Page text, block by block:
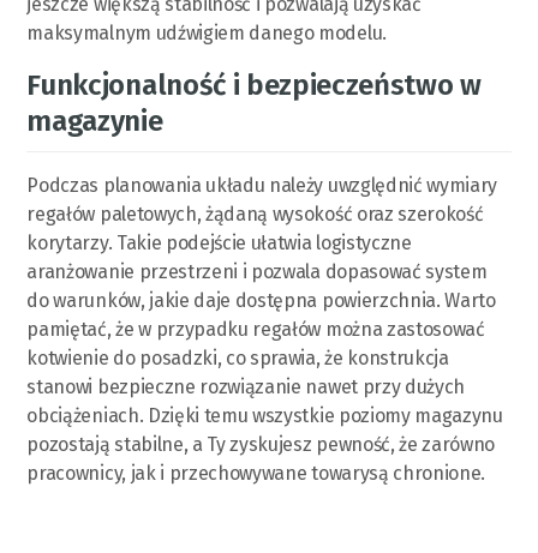
maksymalnym udźwigiem danego modelu.
Funkcjonalność i bezpieczeństwo w
magazynie
Podczas planowania układu należy uwzględnić wymiary
regałów paletowych, żądaną wysokość oraz szerokość
korytarzy. Takie podejście ułatwia logistyczne
aranżowanie przestrzeni i pozwala dopasować system
do warunków, jakie daje dostępna powierzchnia. Warto
pamiętać, że w przypadku regałów można zastosować
kotwienie do posadzki, co sprawia, że konstrukcja
stanowi bezpieczne rozwiązanie nawet przy dużych
obciążeniach. Dzięki temu wszystkie poziomy magazynu
pozostają stabilne, a Ty zyskujesz pewność, że zarówno
pracownicy, jak i przechowywane towarysą chronione.